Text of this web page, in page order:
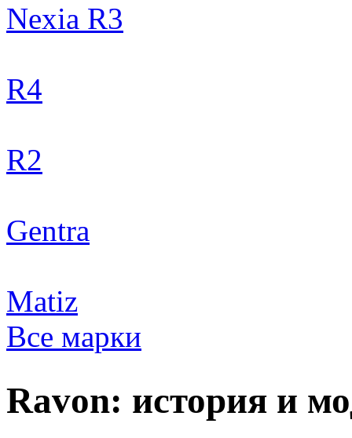
Nexia R3
R4
R2
Gentra
Matiz
Все марки
Ravon: история и